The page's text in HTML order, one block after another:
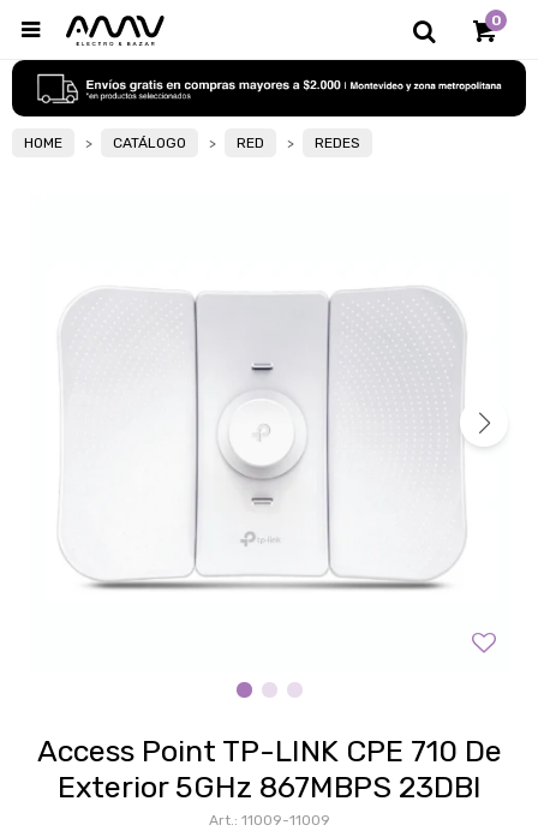
0

HOME CATÁLOGO RED REDES
Access Point TP-LINK CPE 710 De
Exterior 5GHz 867MBPS 23DBI
11009-11009